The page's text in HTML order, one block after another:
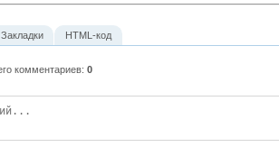
комментариев: 0
Закладки HTML-код